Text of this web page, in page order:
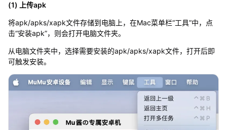
(1) 上传apk
将apk/apks/xapk文件存储到电脑上，在Mac菜单栏“工具”中，点
击“安装apk”，则会打开电脑文件夹。
从电脑文件夹中，选择需要安装的apk/apks/xapk文件，打开后即
可触发安装。